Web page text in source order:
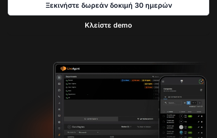
Ξεκινήστε δωρεάν δοκιμή 30 ημερών
Κλείστε demo